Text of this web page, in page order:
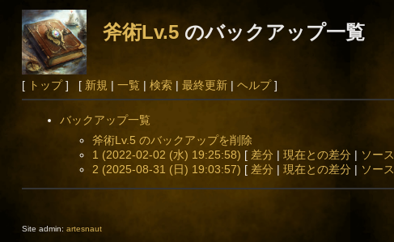
斧術Lv.5のバックアップ一覧
[ トップ] [ 新規 | 一覧 | 検索| 最終更新| ヘルプ]
バックアップ一覧
斧術Lv.5 のバックアップを削除
1 (2022-02-02 (水) 19:25:58) [ 差分 |現在との差分 | ソース
2 (2025-08-31 (日) 19:03:57) [ 差分 |現在との差分 | ソース
Site admin: artesnaut